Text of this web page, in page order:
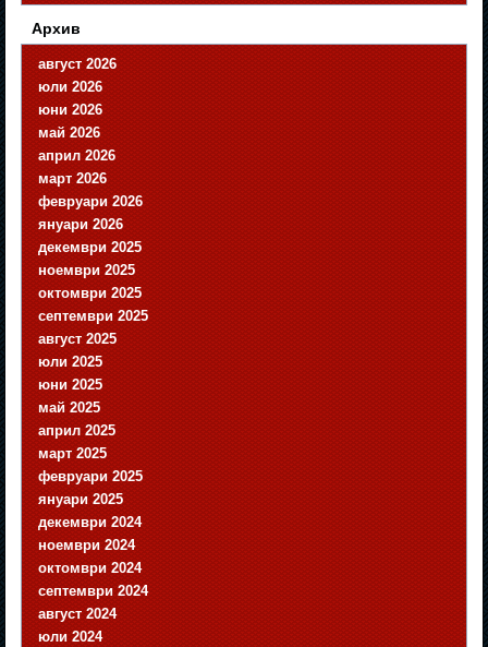
Архив
август 2026
юли 2026
юни 2026
май 2026
април 2026
март 2026
февруари 2026
януари 2026
декември 2025
ноември 2025
октомври 2025
септември 2025
август 2025
юли 2025
юни 2025
май 2025
април 2025
март 2025
февруари 2025
януари 2025
декември 2024
ноември 2024
октомври 2024
септември 2024
август 2024
юли 2024